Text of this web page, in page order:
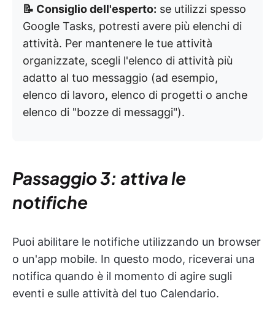
📝 Consiglio dell'esperto: se utilizzi spesso
Google Tasks, potresti avere più elenchi di
attività. Per mantenere le tue attività
organizzate, scegli l'elenco di attività più
adatto al tuo messaggio (ad esempio,
elenco di lavoro, elenco di progetti o anche
elenco di "bozze di messaggi").
Passaggio 3: attiva le
notifiche
Puoi abilitare le notifiche utilizzando un browser
o un'app mobile. In questo modo, riceverai una
notifica quando è il momento di agire sugli
eventi e sulle attività del tuo Calendario.